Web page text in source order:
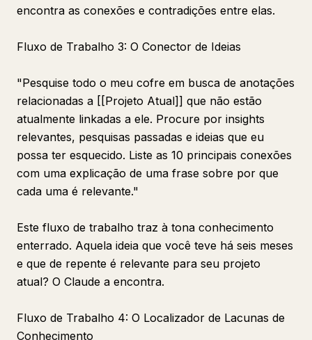
encontra as conexões e contradições entre elas.
Fluxo de Trabalho 3: O Conector de Ideias
"Pesquise todo o meu cofre em busca de anotações
relacionadas a [[Projeto Atual]] que não estão
atualmente linkadas a ele. Procure por insights
relevantes, pesquisas passadas e ideias que eu
possa ter esquecido. Liste as 10 principais conexões
com uma explicação de uma frase sobre por que
cada uma é relevante."
Este fluxo de trabalho traz à tona conhecimento
enterrado. Aquela ideia que você teve há seis meses
e que de repente é relevante para seu projeto
atual? O Claude a encontra.
Fluxo de Trabalho 4: O Localizador de Lacunas de
Conhecimento